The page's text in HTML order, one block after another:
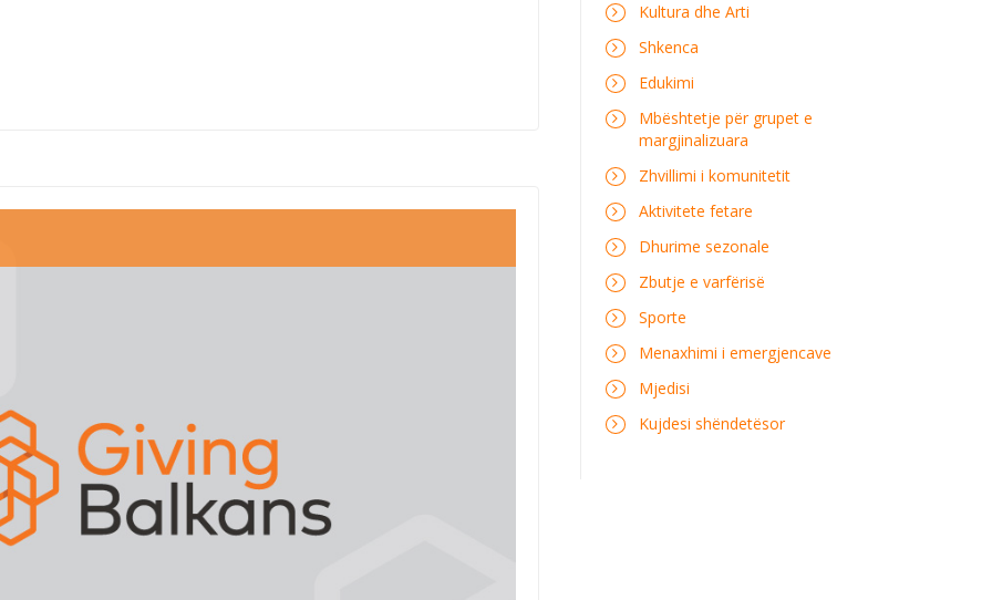
Kultura dhe Arti
Shkenca
Edukimi
Mbështetje për grupet e
margjinalizuara
Zhvillimi i komunitetit
Aktivitete fetare
Dhurime sezonale
Zbutje e varfërisë
Sporte
Menaxhimi i emergjencave
Mjedisi
Kujdesi shëndetësor